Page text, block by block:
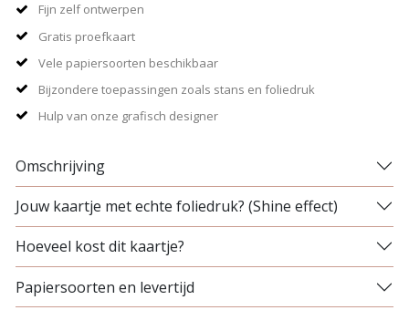
Fijn zelf ontwerpen
Gratis proefkaart
Vele papiersoorten beschikbaar
Bijzondere toepassingen zoals stans en foliedruk
Hulp van onze grafisch designer
Omschrijving
Jouw kaartje met echte foliedruk? (Shine effect)
Hoeveel kost dit kaartje?
Papiersoorten en levertijd